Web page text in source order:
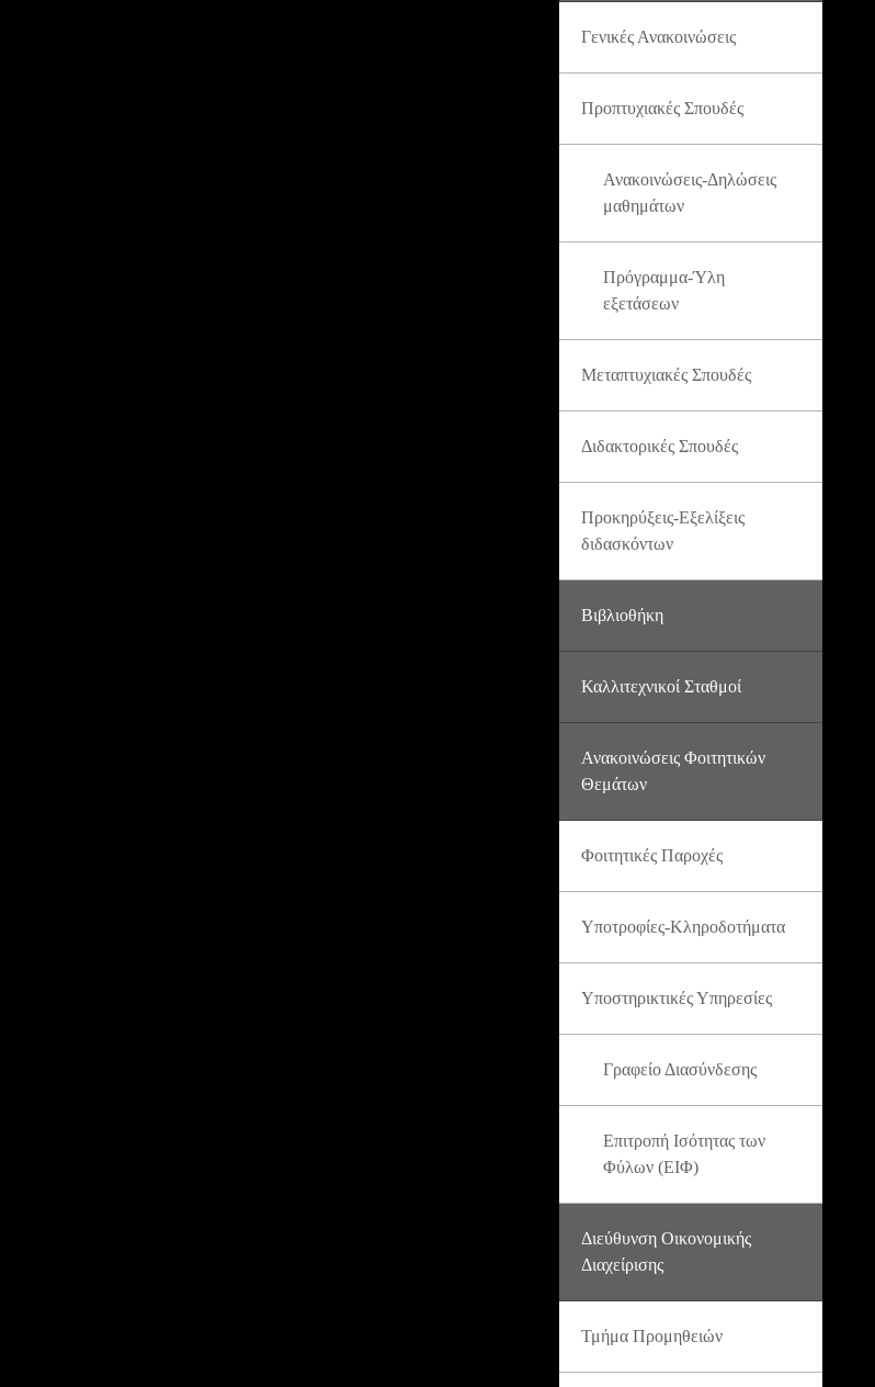
Γενικές Ανακοινώσεις
Προπτυχιακές Σπουδές
Ανακοινώσεις-Δηλώσεις
μαθημάτων
Πρόγραμμα-Ύλη
εξετάσεων
Μεταπτυχιακές Σπουδές
Διδακτορικές Σπουδές
Προκηρύξεις-Εξελίξεις
διδασκόντων
Βιβλιοθήκη
Καλλιτεχνικοί Σταθμοί
Ανακοινώσεις Φοιτητικών
Θεμάτων
Φοιτητικές Παροχές
Υποτροφίες-Κληροδοτήματα
Υποστηρικτικές Υπηρεσίες
Γραφείο Διασύνδεσης
Επιτροπή Ισότητας των
Φύλων (ΕΙΦ)
Διεύθυνση Οικονομικής
Διαχείρισης
Τμήμα Προμηθειών